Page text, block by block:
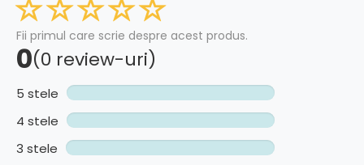
Fii primul care scrie despre acest produs.
0(0 review-uri)
5 stele
4 stele
3 stele